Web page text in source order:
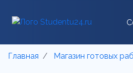
Главная Магазин готовых